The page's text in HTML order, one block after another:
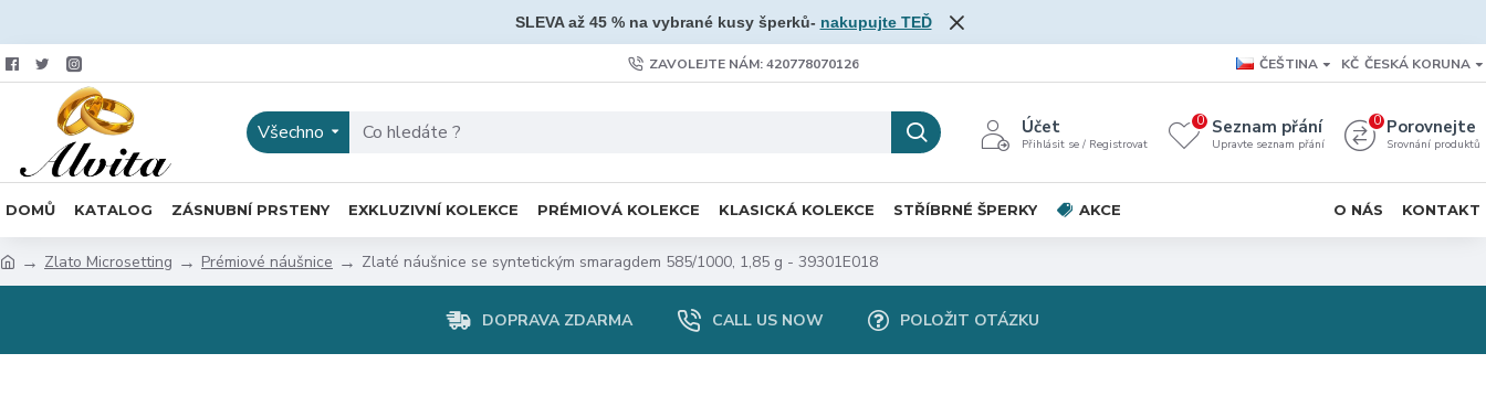
SLEVA až 45 % na vybrané kusy šperků- nakupujte TEĎ
ZAVOLEJTE NÁM: 420778070126 ČEŠTINA KČ ČESKÁ KORUNA
Všechno Účet
Přihlásit se / Registrovat
Seznam přání
Upravte seznam přání
0 Porovnejte
Srovnání produktů
0
DOMŮ KATALOG ZÁSNUBNÍ PRSTENY EXKLUZIVNÍ KOLEKCE PRÉMIOVÁ KOLEKCE KLASICKÁ KOLEKCE STŘÍBRNÉ ŠPERKY AKCE O NÁS KONTAKT
Zlato Microsetting Prémiové náušnice Zlaté náušnice se syntetickým smaragdem 585/1000, 1,85 g - 39301E018
DOPRAVA ZDARMA CALL US NOW POLOŽIT OTÁZKU